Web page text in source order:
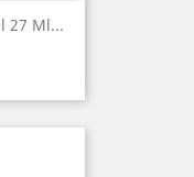
27 Ml...